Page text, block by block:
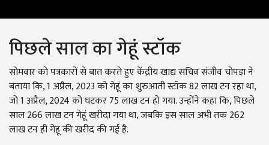
पिछले साल का गेहूं स्टॉक
सोमवार को पत्रकारों से बात करते हुए केंद्रीय खाद्य सचिव संजीव चोपड़ा ने
बताया कि, 1 अप्रैल, 2023 को गेहूं का शुरुआती स्टॉक 82 लाख टन रहा था,
जो 1 अप्रैल, 2024 को घटकर 75 लाख टन हो गया. उन्होंने कहा कि, पिछले
साल 266 लाख टन गेहूं खरीदा गया था, जबकि इस साल अभी तक 262
लाख टन ही गेंहू की खरीद की गई है.